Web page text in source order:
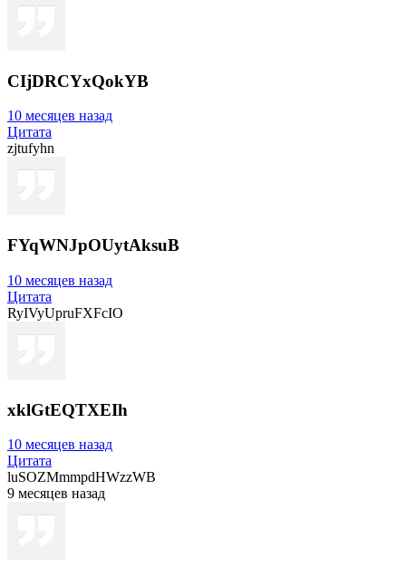
CIjDRCYxQokYB
10 месяцев назад
Цитата
zjtufyhn
FYqWNJpOUytAksuB
10 месяцев назад
Цитата
RyIVyUpruFXFcIO
xklGtEQTXEIh
10 месяцев назад
Цитата
luSOZMmmpdHWzzWB
9 месяцев назад